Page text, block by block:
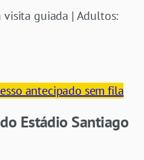
guiada | Adultos:
antecipado sem fila
Estádio Santiago